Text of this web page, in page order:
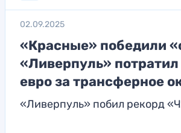
02.09.2025
«Красные» победили
«Ливерпуль»
евро за трансферное
«Ливерпуль» побил рекорд